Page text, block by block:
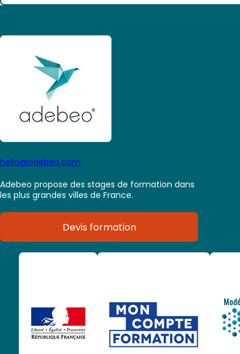
hello@adebeo.com
Adebeo propose des stages de formation dans
les plus grandes villes de France.
Devis formation